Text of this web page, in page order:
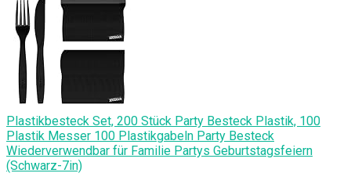
Plastikbesteck Set, 200 Stück Party Besteck Plastik, 100
Plastik Messer 100 Plastikgabeln Party Besteck
Wiederverwendbar für Familie Partys Geburtstagsfeiern
(Schwarz-7in)